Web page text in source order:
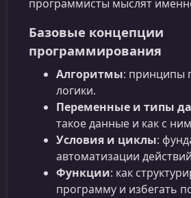
программисты мыслят
Базовые концепции
программирования
Алгоритмы: принципы
логики.
Переменные и типы
такое данные и как с
Условия и циклы:
автоматизации
Функции: как
программу и избегать